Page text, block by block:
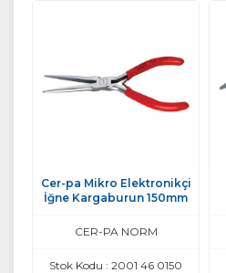
Cer-pa Mikro Elektronikçi
İğne Kargaburun 150mm
CER-PA NORM
Stok Kodu : 2001 46 0150